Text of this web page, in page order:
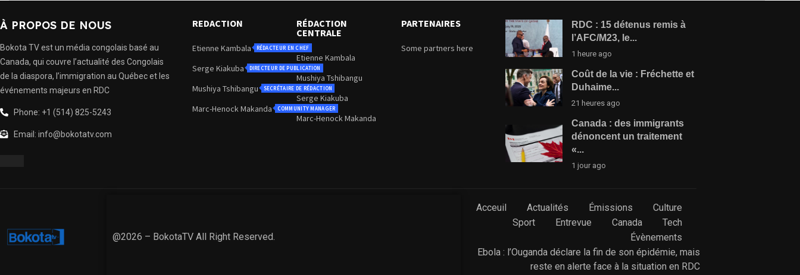
À PROPOS DE NOUS
Bokota TV est un média congolais basé au
Canada, qui couvre l’actualité des Congolais
de la diaspora, l’immigration au Québec et les
événements majeurs en RDC
Phone: +1 (514) 825-5243
Email: info@bokotatv.com
REDACTION
Etienne Kambala RÉDACTEUR EN CHEF
Serge Kiakuba DIRECTEUR DE PUBLICATION
Mushiya Tshibangu SECRÉTAIRE DE RÉDACTION
Marc-Henock Makanda COMMUNITY MANAGER
RÉDACTION
CENTRALE
Etienne Kambala
Mushiya Tshibangu
Serge Kiakuba
Marc-Henock Makanda
PARTENAIRES
Some partners here
RDC : 15 détenus remis à
l’AFC/M23, le...
1 heure ago
Coût de la vie : Fréchette et
Duhaime...
21 heures ago
Canada : des immigrants
dénoncent un traitement
«...
1 jour ago
@2026 – BokotaTV All Right Reserved.
Acceuil Actualités Émissions
Culture
Sport
Entrevue Canada
Tech
Évènements
Ebola : l’Ouganda déclare la fin de son épidémie, mais
reste en alerte face à la situation en RDC